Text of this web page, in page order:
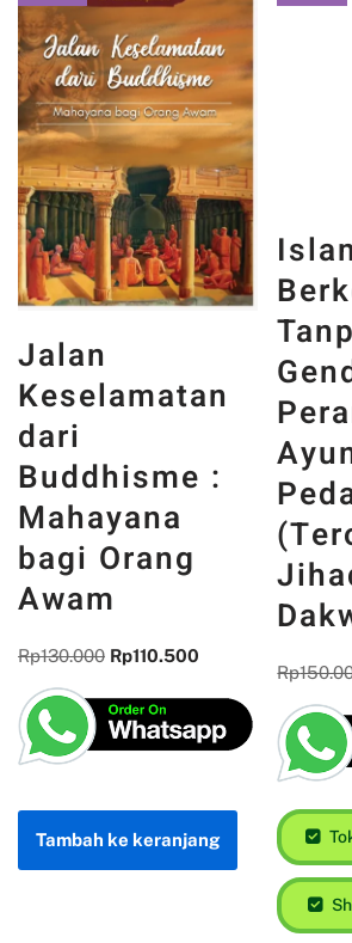
Jalan
Keselamatan
dari
Buddhisme :
Mahayana
bagi Orang
Awam
Rp130.000 Rp110.500
Tambah ke keranjang
Rp